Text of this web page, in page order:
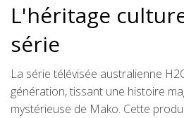
L'héritage
série
La série télévisée australienne
génération, tissant une histoire
mystérieuse de Mako. Cette